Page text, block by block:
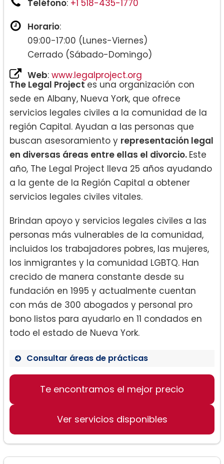
Teléfono: +1 518-435-1770
Horario:
09:00-17:00 (Lunes-Viernes)
Cerrado (Sábado-Domingo)
Web: www.legalproject.org
The Legal Projectes una organización con
sede en Albany, Nueva York, que ofrece
servicios legales civiles a la comunidad de la
región Capital. Ayudan a las personas que
buscan asesoramiento y representación legal
en diversas áreas entre ellas el divorcio. Este
año, The Legal Project lleva 25 años ayudando
a la gente de la Región Capital a obtener
servicios legales civiles vitales.
Brindan apoyo y servicios legales civiles a las
personas más vulnerables de la comunidad,
incluidos los trabajadores pobres, las mujeres,
los inmigrantes y la comunidad LGBTQ. Han
crecido de manera constante desde su
fundación en 1995 y actualmente cuentan
con más de 300 abogados y personal pro
bono listos para ayudarlo en 11 condados en
todo el estado de Nueva York.
Consultar áreas de prácticas
Divorcio
Te encontramos el mejor precio
Ver servicios disponibles